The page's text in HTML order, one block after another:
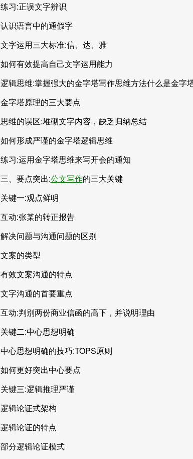
练习:正误文字辨识
认识语言中的通假字
文字运用三大标准:信、达、雅
如何有效提高自己文字运用能力
逻辑思维:掌握强大的金字塔写作思维方法什么是金字
金字塔原理的三大要点
思维的误区:堆砌文字内容，缺乏归纳总结
如何形成严谨的金字塔逻辑思维
练习:运用金字塔思维来写开会的通知
三、要点突出:公文写作的三大关键
关键一:观点鲜明
互动:张某的转正报告
解决问题与沟通问题的区别
文案的类型
有效文案沟通的特点
文字沟通的首要重点
互动:判别两份商业信函的高下，并说明理由
关键二:中心思想明确
中心思想明确的技巧:TOPS原则
如何更好突出中心要点
关键三:逻辑推理严谨
逻辑论证式架构
逻辑论证的特点
部分逻辑论证模式